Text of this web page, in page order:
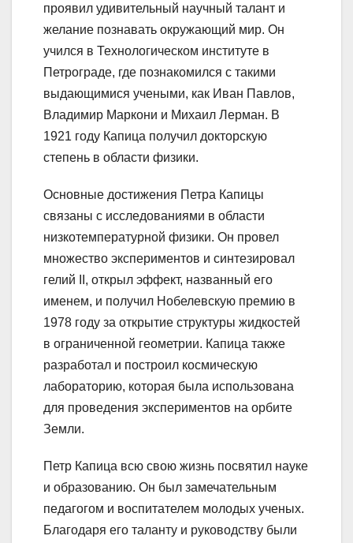
проявил удивительный научный талант и
желание познавать окружающий мир. Он
учился в Технологическом институте в
Петрограде, где познакомился с такими
выдающимися учеными, как Иван Павлов,
Владимир Маркони и Михаил Лерман. В
1921 году Капица получил докторскую
степень в области физики.
Основные достижения Петра Капицы
связаны с исследованиями в области
низкотемпературной физики. Он провел
множество экспериментов и синтезировал
гелий II, открыл эффект, названный его
именем, и получил Нобелевскую премию в
1978 году за открытие структуры жидкостей
в ограниченной геометрии. Капица также
разработал и построил космическую
лабораторию, которая была использована
для проведения экспериментов на орбите
Земли.
Петр Капица всю свою жизнь посвятил науке
и образованию. Он был замечательным
педагогом и воспитателем молодых ученых.
Благодаря его таланту и руководству были